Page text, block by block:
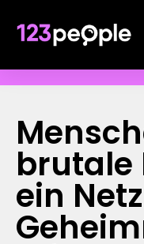
brutale
ein